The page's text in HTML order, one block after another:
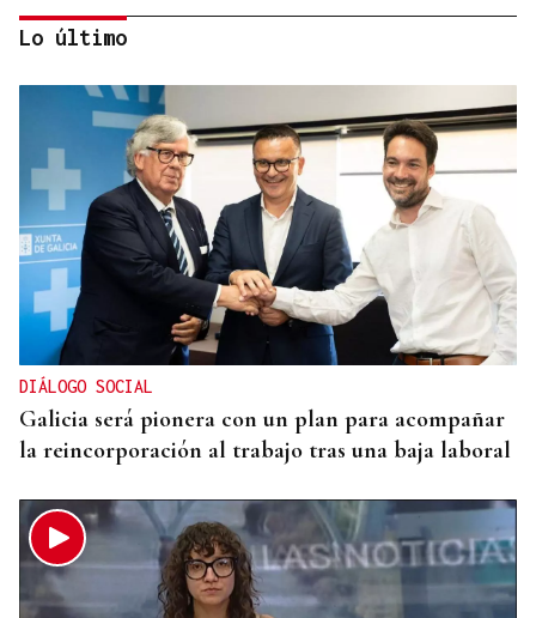
ORÁCULO DAS BURGAS
Horóscopo del día: viernes, 7 de agosto
Lo último
DIÁLOGO SOCIAL
Galicia será pionera con un plan para acompañar
la reincorporación al trabajo tras una baja laboral